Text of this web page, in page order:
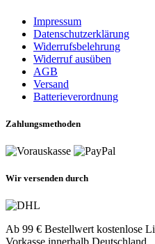
Impressum
Datenschutzerklärung
Widerrufsbelehrung
Widerruf ausüben
AGB
Versand
Batterieverordnung
Zahlungsmethoden
Wir versenden durch
Ab 99 € Bestellwert kostenlose